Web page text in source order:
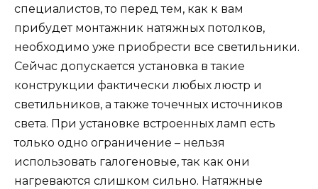
специалистов, то перед тем, как к вам
прибудет монтажник натяжных потолков,
необходимо уже приобрести все светильники.
Сейчас допускается установка в такие
конструкции фактически любых люстр и
светильников, а также точечных источников
света. При установке встроенных ламп есть
только одно ограничение – нельзя
использовать галогеновые, так как они
нагреваются слишком сильно. Натяжные